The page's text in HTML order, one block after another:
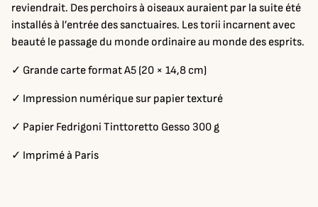
reviendrait. Des perchoirs à oiseaux auraient par la suite été
installés à l’entrée des sanctuaires. Les torii incarnent avec
beauté le passage du monde ordinaire au monde des esprits.
✓ Grande carte format A5 (20 × 14,8 cm)
✓ Impression numérique sur papier texturé
✓ Papier Fedrigoni Tinttoretto Gesso 300 g
✓ Imprimé à Paris